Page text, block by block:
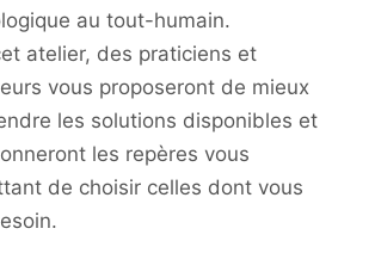
au tout-humain.
atelier, des praticiens et
vous proposeront de mieux
les solutions disponibles et
les repères vous
de choisir celles dont vous